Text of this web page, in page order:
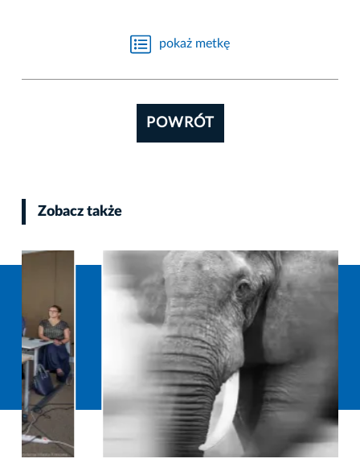
pokaż metkę
POWRÓT
Zobacz także